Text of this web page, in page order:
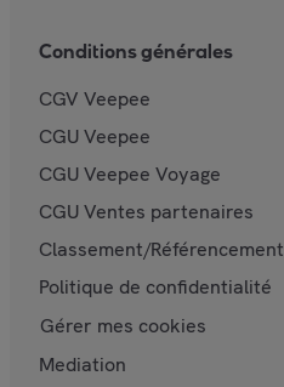
Conditions générales
CGV Veepee
CGU Veepee
CGU Veepee Voyage
CGU Ventes partenaires
Classement/Référencement
Politique de confidentialité
Gérer mes cookies
Mediation